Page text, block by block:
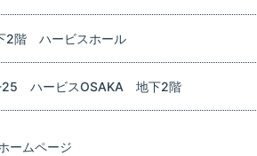
2階 ハービスホール
25 ハービスOSAKA 地下2階
ームページ